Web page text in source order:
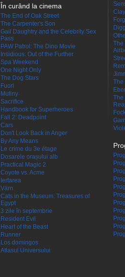
În curând la cinema
The End of Oak Street
The Carpenter's Son
Gail Daughtry and the Celebrity Sex
Pass
PAW Patrol: The Dino Movie
Insidious: Out of the Further
Spa Weekend
One Night Only
The Dog Stars
Fuori
Mutiny
Sacrifice
Handbook for Superheroes
Fall 2: Deadpoint
Cars
Don't Look Back in Anger
By Any Means
Le crime du 3e étage
Dosarele orașului alb
Practical Magic 2
Coyote vs. Acme
Iertarea
Värn
Cats in the Museum: Treasures of
Egypt
3 zile în septembrie
Resident Evil
Heart of the Beast
Runner
Los domingos
Atlasul Universului
The
The
The